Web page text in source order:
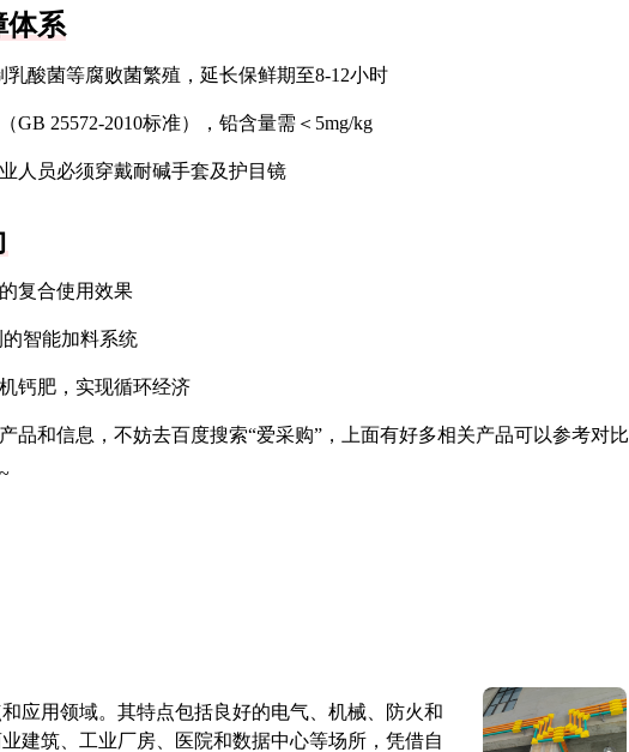
体系
酸菌等腐败菌繁殖，延长保鲜期至8-12小时
GB 25572-2010标准），铅含量需＜5mg/kg
人员必须穿戴耐碱手套及护目镜
复合使用效果
智能加料系统
钙肥，实现循环经济
品和信息，不妨去百度搜索“爱采购”，上面有好多相关产品可以参考对比
应用领域。其特点包括良好的电气、机械、防火和
建筑、工业厂房、医院和数据中心等场所，凭借自